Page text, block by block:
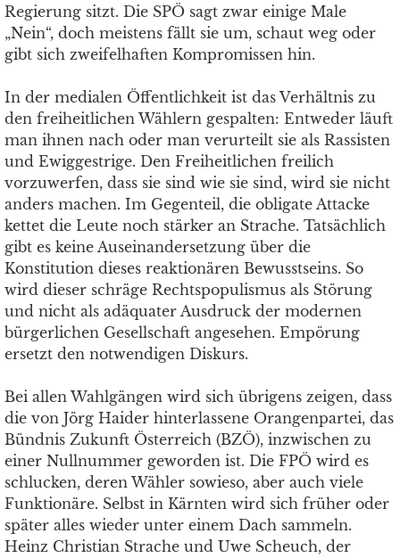
Regierung sitzt. Die SPÖ sagt zwar einige Male
„Nein“, doch meistens fällt sie um, schaut weg oder
gibt sich zweifelhaften Kompromissen hin.
In der medialen Öffentlichkeit ist das Verhältnis zu
den freiheitlichen Wählern gespalten: Entweder läuft
man ihnen nach oder man verurteilt sie als Rassisten
und Ewiggestrige. Den Freiheitlichen freilich
vorzuwerfen, dass sie sind wie sie sind, wird sie nicht
anders machen. Im Gegenteil, die obligate Attacke
kettet die Leute noch stärker an Strache. Tatsächlich
gibt es keine Auseinandersetzung über die
Konstitution dieses reaktionären Bewusstseins. So
wird dieser schräge Rechtspopulismus als Störung
und nicht als adäquater Ausdruck der modernen
bürgerlichen Gesellschaft angesehen. Empörung
ersetzt den notwendigen Diskurs.
Bei allen Wahlgängen wird sich übrigens zeigen, dass
die von Jörg Haider hinterlassene Orangenpartei, das
Bündnis Zukunft Österreich (BZÖ), inzwischen zu
einer Nullnummer geworden ist. Die FPÖ wird es
schlucken, deren Wähler sowieso, aber auch viele
Funktionäre. Selbst in Kärnten wird sich früher oder
später alles wieder unter einem Dach sammeln.
Heinz Christian Strache und Uwe Scheuch, der